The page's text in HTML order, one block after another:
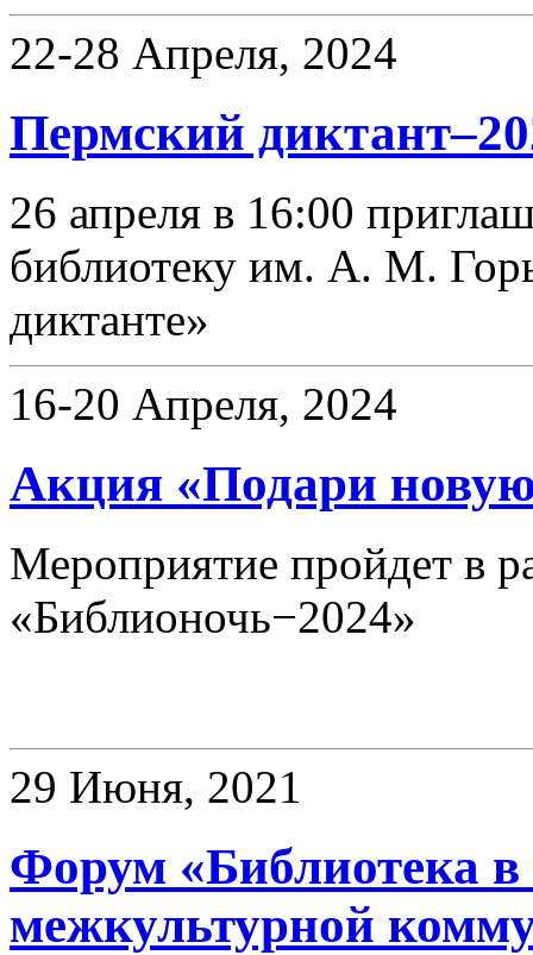
22-28 Апреля, 2024
Пермский
26 апреля в 16:00
библиотеку им. А. М.
диктанте»
16-20 Апреля, 2024
Акция «Подари
Мероприятие пройдет в
«Библионочь−2024»
29 Июня, 2021
Форум «Библиотека в
межкультурной